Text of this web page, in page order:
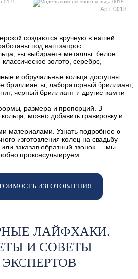
Арт. 0018
создаются вручную в нашей
под ваш запрос.
вы выбираете металлы: белое
золото, серебро,
и обручальные кольца доступны
бриллианты, лабораторный бриллиант,
чёрный бриллиант и другие камни
размера и пропорций. В
можно добавить гравировку и
материалами. Узнать подробнее о
изготовления колец на свадьбу
заказав обратный звонок — мы
проконсультируем.
ИЗГОТОВЛЕНИЯ
ЛАЙФХАКИ.
И СОВЕТЫ